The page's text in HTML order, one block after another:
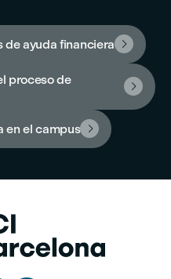
de ayuda financiera 
proceso de

en el campus 